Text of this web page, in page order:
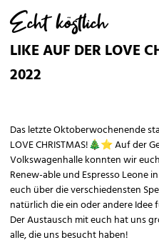
Echt köstlich
LIKE AUF DER LOVE
2022
Das letzte Oktoberwochenende
LOVE CHRISTMAS!🎄⭐ Auf der
Volkswagenhalle konnten wir
Renew-able und Espresso Leone
euch über die verschiedensten
natürlich die ein oder andere
Der Austausch mit euch hat uns
alle, die uns besucht haben!